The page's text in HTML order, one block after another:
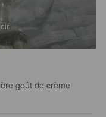
goût de crème